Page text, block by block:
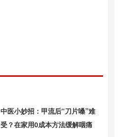
中医小妙招：甲流后“刀片嗓”难
受？在家用0成本方法缓解咽痛